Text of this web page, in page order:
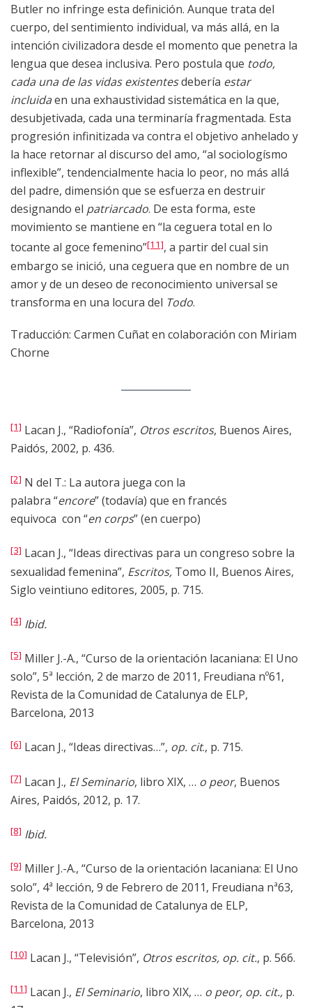
Butler no infringe esta definición. Aunque trata del
cuerpo, del sentimiento individual, va más allá, en la
intención civilizadora desde el momento que penetra la
lengua que desea inclusiva. Pero postula que todo,
cada una de las vidas existentesdebería estar
incluidaen una exhaustividad sistemática en la que,
desubjetivada, cada una terminaría fragmentada. Esta
progresión infinitizada va contra el objetivo anhelado y
la hace retornar al discurso del amo, “al sociologísmo
inflexible”, tendencialmente hacia lo peor, no más allá
del padre, dimensión que se esfuerza en destruir
designando el patriarcado. De esta forma, este
movimiento se mantiene en “la ceguera total en lo
tocante al goce femenino”[11], a partir del cual sin
embargo se inició, una ceguera que en nombre de un
amor y de un deseo de reconocimiento universal se
transforma en una locura del Todo.
Traducción: Carmen Cuñat en colaboración con Miriam
Chorne
[1] Lacan J., “Radiofonía”, Otros escritos, Buenos Aires,
Paidós, 2002, p. 436.
[2] N del T.: La autora juega con la
palabra “encore” (todavía) que en francés
equivoca con “en corps” (en cuerpo)
[3] Lacan J., “Ideas directivas para un congreso sobre la
sexualidad femenina”, Escritos, Tomo II, Buenos Aires,
Siglo veintiuno editores, 2005, p. 715.
[4] Ibid.
[5] Miller J.-A., “Curso de la orientación lacaniana: El Uno
solo”, 5ª lección, 2 de marzo de 2011, Freudiana nº61,
Revista de la Comunidad de Catalunya de ELP,
Barcelona, 2013
[6] Lacan J., “Ideas directivas…”, op. cit., p. 715.
[7] Lacan J., El Seminario, libro XIX, … o peor, Buenos
Aires, Paidós, 2012, p. 17.
[8] Ibid.
[9] Miller J.-A., “Curso de la orientación lacaniana: El Uno
solo”, 4ª lección, 9 de Febrero de 2011, Freudiana nª63,
Revista de la Comunidad de Catalunya de ELP,
Barcelona, 2013
[10] Lacan J., “Televisión”, Otros escritos, op. cit., p. 566.
[11] Lacan J., El Seminario, libro XIX, … o peor, op. cit., p.